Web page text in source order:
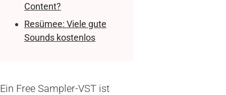
Content?
Resümee: Viele gute
Sounds kostenlos
Ein Free Sampler-VST ist